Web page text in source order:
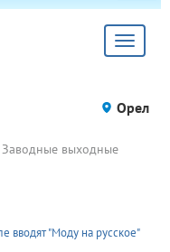
Toggle
Орел
Заводные выходные
вводят "Моду на русское"